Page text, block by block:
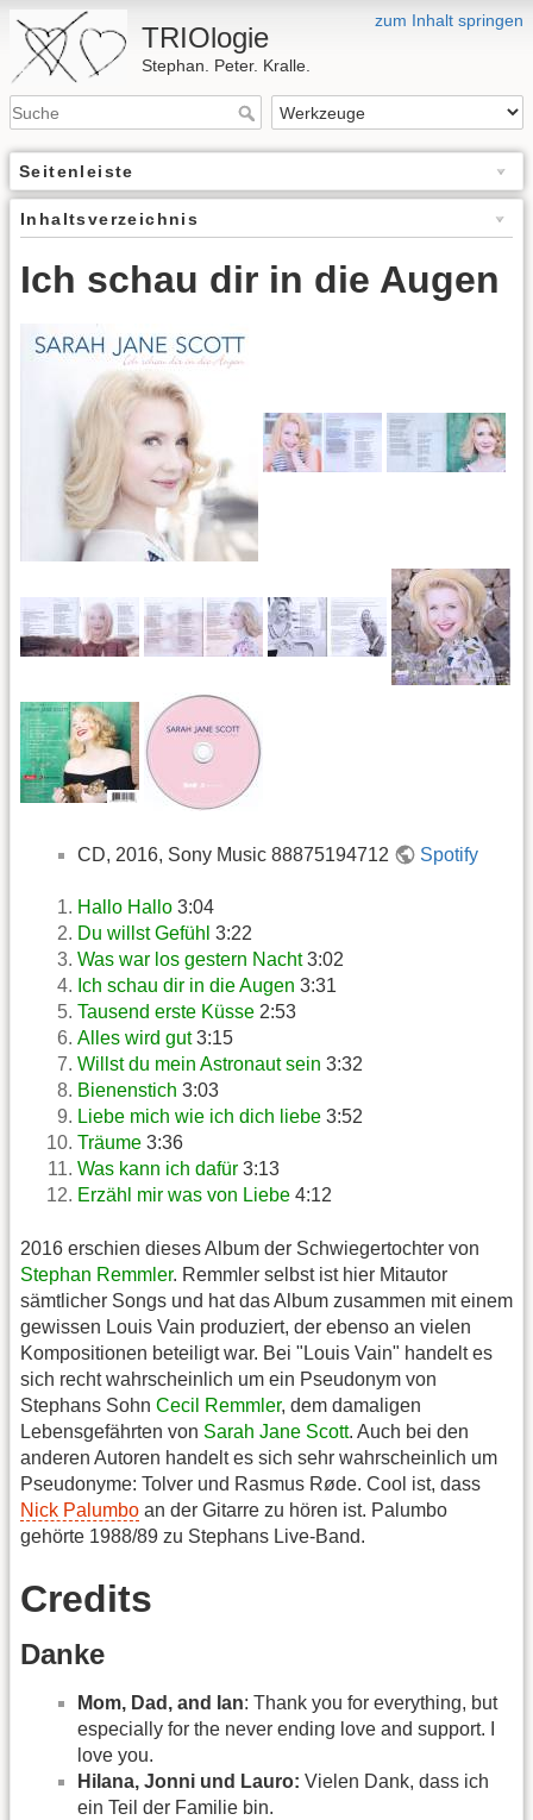
zum Inhalt springen
TRIOlogie
Stephan. Peter. Kralle.
Seitenleiste
Inhaltsverzeichnis
Ich schau dir in die Augen
CD, 2016, Sony Music 88875194712 Spotify
Hallo Hallo 3:04
Du willst Gefühl 3:22
Was war los gestern Nacht3:02
Ich schau dir in die Augen 3:31
Tausend erste Küsse 2:53
Alles wird gut3:15
Willst du mein Astronaut sein 3:32
Bienenstich 3:03
Liebe mich wie ich dich liebe 3:52
Träume 3:36
Was kann ich dafür 3:13
Erzähl mir was von Liebe 4:12
2016 erschien dieses Album der Schwiegertochter von
Stephan Remmler. Remmler selbst ist hier Mitautor
sämtlicher Songs und hat das Album zusammen mit einem
gewissen Louis Vain produziert, der ebenso an vielen
Kompositionen beteiligt war. Bei "Louis Vain" handelt es
sich recht wahrscheinlich um ein Pseudonym von
Stephans Sohn Cecil Remmler, dem damaligen
Lebensgefährten von Sarah Jane Scott. Auch bei den
anderen Autoren handelt es sich sehr wahrscheinlich um
Pseudonyme: Tolver und Rasmus Røde. Cool ist, dass
Nick Palumbo an der Gitarre zu hören ist. Palumbo
gehörte 1988/89 zu Stephans Live-Band.
Credits
Danke
Mom, Dad, and Ian: Thank you for everything, but
especially for the never ending love and support. I
love you.
Hilana, Jonni und Lauro: Vielen Dank, dass ich
ein Teil der Familie bin.